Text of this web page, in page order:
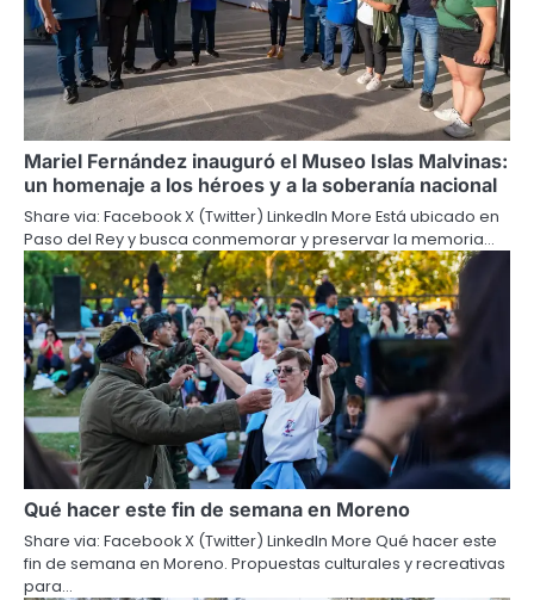
Mariel Fernández inauguró el Museo Islas Malvinas:
un homenaje a los héroes y a la soberanía nacional
Share via: Facebook X (Twitter) LinkedIn More Está ubicado en
Paso del Rey y busca conmemorar y preservar la memoria…
Qué hacer este fin de semana en Moreno
Share via: Facebook X (Twitter) LinkedIn More Qué hacer este
fin de semana en Moreno. Propuestas culturales y recreativas
para…